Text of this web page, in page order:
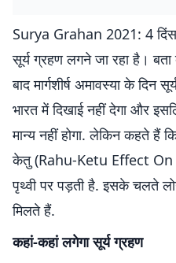
Surya Grahan 2021: 4
सूर्य ग्रहण लगने जा रहा है।
बाद मार्गशीर्ष अमावस्या के दिन
भारत में दिखाई नहीं देगा और
मान्य नहीं होगा. लेकिन कहते हैं
केतु (Rahu-Ketu Effect On
पृथ्वी पर पड़ती है. इसके चलते
मिलते हैं.
कहां-कहां लगेगा सूर्य ग्रहण